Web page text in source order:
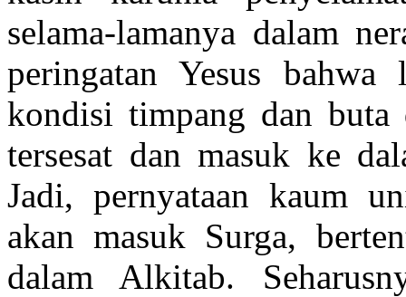
selama-lamanya dalam
peringatan Yesus
kondisi timpang dan buta
tersesat dan masuk ke
Jadi, pernyataan kaum
akan masuk Surga,
dalam Alkitab.